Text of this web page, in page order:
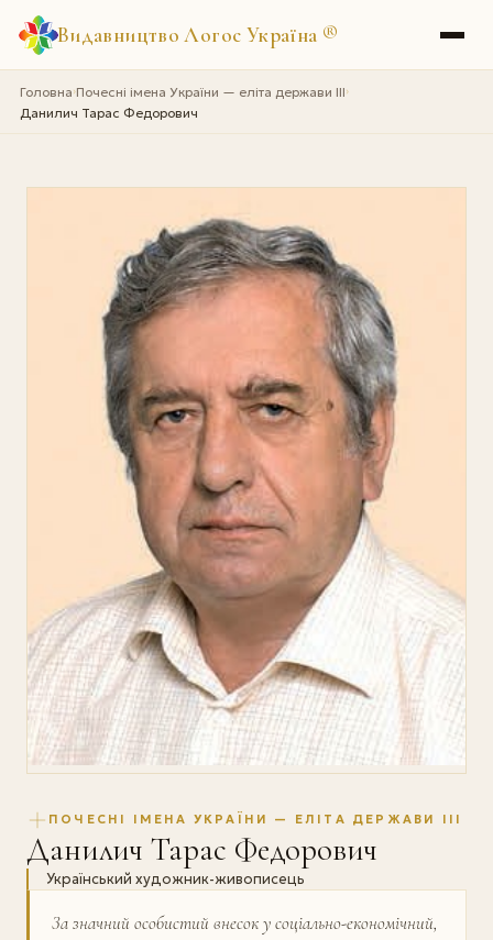
Видавництво Логос Україна ®
Головна›Почесні імена України — еліта держави III›
Данилич Тарас Федорович
ПОЧЕСНІ ІМЕНА УКРАЇНИ — ЕЛІТА ДЕРЖАВИ III
Данилич Тарас Федорович
Український художник-живописець
За значний особистий внесок у соціально-економічний,